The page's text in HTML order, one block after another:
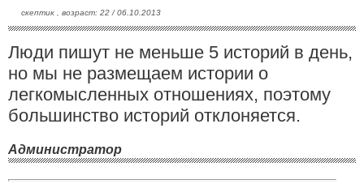
скептик , возраст: 22 / 06.10.2013
Люди пишут не меньше 5 историй в день,
но мы не размещаем истории о
легкомысленных отношениях, поэтому
большинство историй отклоняется.
Администратор